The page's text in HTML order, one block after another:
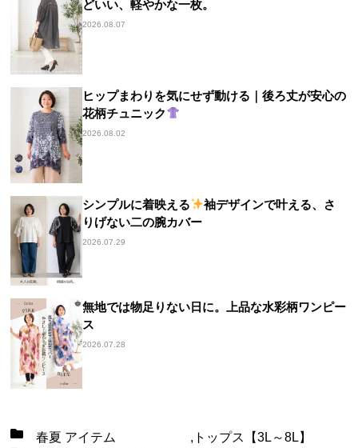
どいい、軽やかな一枚。
2026.08.07
ヒップまわりを気にせず動ける｜後ろ丈が安心の
花柄チュニック
2026.08.02
シンプルに着映える
袖デザインで叶える、さ
りげない二の腕カバー
2026.07.29
無地では物足りない日に。上品な水彩柄ワンピー
ス
2026.07.28
春夏 アイテム , トップス【3L～8L】